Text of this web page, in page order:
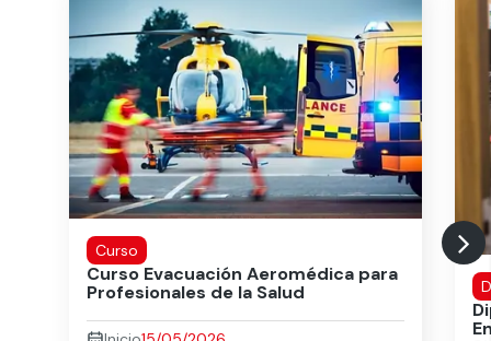
Curso
Curso Evacuación Aeromédica para
Profesionales de la Salud